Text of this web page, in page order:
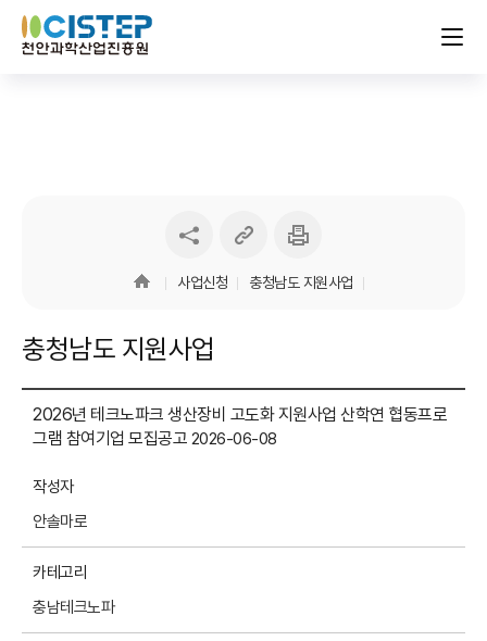
충청남도 지원사업
사업신청 충청남도 지원사업
공유하기
복사하기
2026년 테크노파크 생산장비 고도화 지원사업 산학연 협동프로
그램 참여기업 모집공고 2026-06-08
작성자
안솔마로
카테고리
충남테크노파